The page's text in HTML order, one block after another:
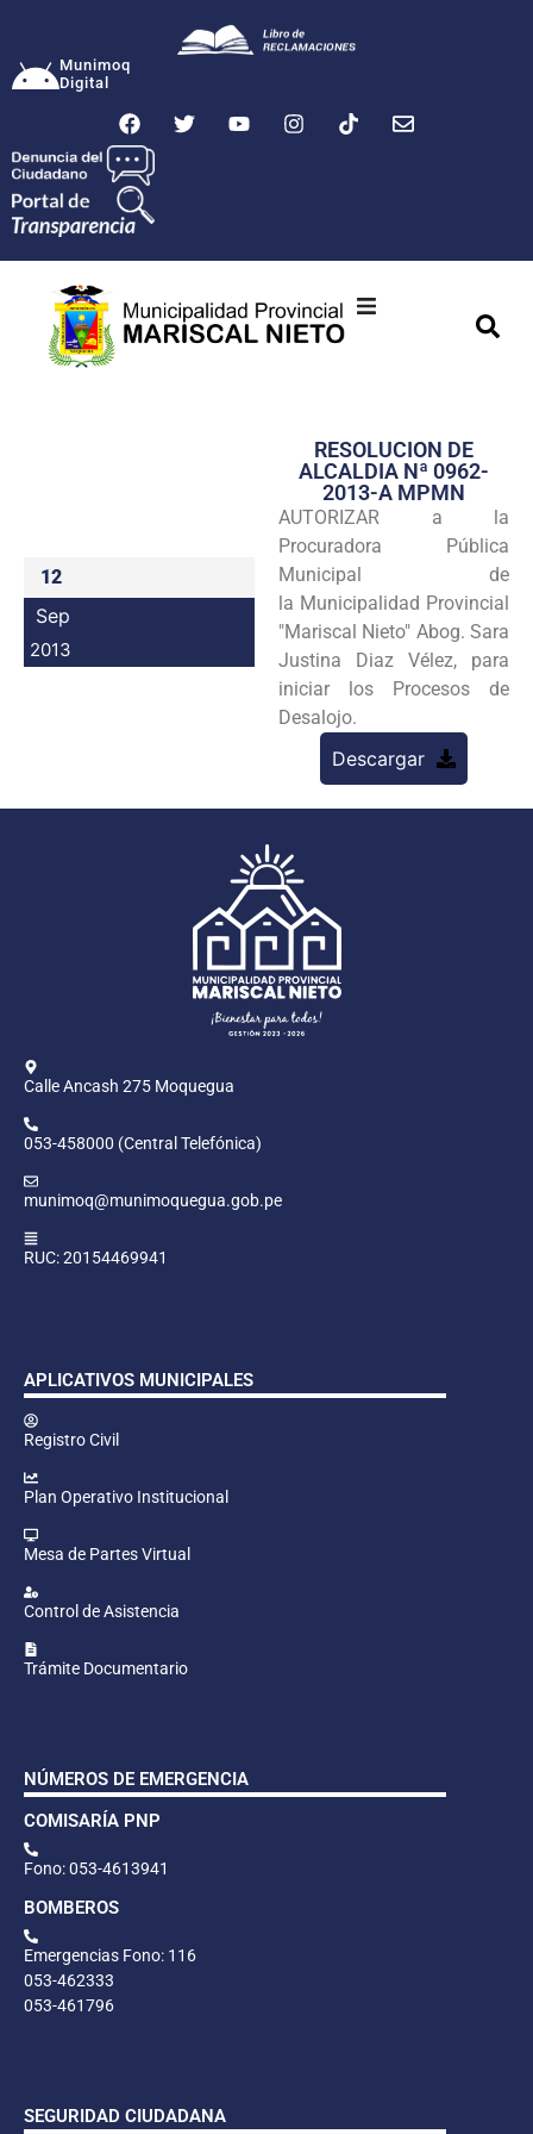
Munimoq
Digital
Transparencia
Seguridad
Programas
Intranet
12
Sep
2013
RESOLUCION DE
ALCALDIA Nª 0962-
2013-A MPMN
AUTORIZAR a la
Procuradora Pública
Municipal de
la Municipalidad Provincial
"Mariscal Nieto" Abog. Sara
Justina Diaz Vélez, para
iniciar los Procesos de
Desalojo.
Descargar
Calle Ancash 275 Moquegua
053-458000 (Central Telefónica)
munimoq@munimoquegua.gob.pe
RUC: 20154469941
APLICATIVOS MUNICIPALES
Registro Civil
Plan Operativo Institucional
Mesa de Partes Virtual
Control de Asistencia
Trámite Documentario
NÚMEROS DE EMERGENCIA
COMISARÍA PNP
Fono: 053-4613941
BOMBEROS
Emergencias Fono: 116
053-462333
053-461796
SEGURIDAD CIUDADANA